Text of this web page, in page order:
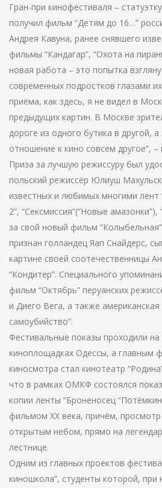
Гран-при кинофестиваля –
получил фильм “Детям до 16…”
Андрея Кавуна, ранее снявшего
фильмы “Кандагар”, “Охота на
новая работа – это попытка
современных подростков глазами
приёма, как здесь, я не видел в
предыдущих картин. В Москве
дороге из одного бутика в другой,
отношение к кино совсем другое”, –
Приза за лучшую режиссуру был
польский режиссёр Юлиуш
известных и любимых многими лент
2”, “Сексмиссия”(“Новые амазонки”),
за свой новый фильм
признан голландец Яап Снайдерс,
картине своей соотечественницы
“Кондитер”. Специального
фильм “Октябрь” перуанских
и Диего Вега, а также
самоубийство”.
Фестивальные показы проходили
киноплощадках Одессы, а главным
киносмотра стал кинотеатр
что в рамках ОМКФ состоялся
копии ленты “Броненосец
фильмом XX века, причём,
открытым небом, прямо на
лестнице.
Одним из главных проектов
киношкола”, студенты которой, при